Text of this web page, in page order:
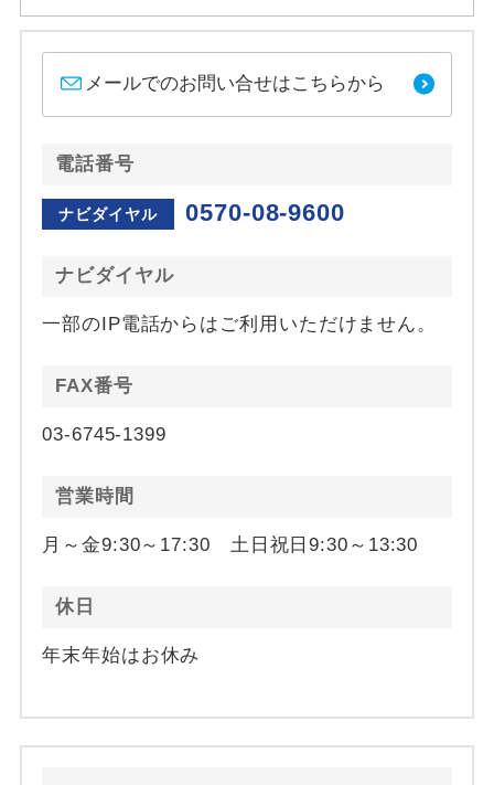
メールでのお問い合せはこちらから
電話番号
ナビダイヤル 0570-08-9600
ナビダイヤル
一部のIP電話からはご利用いただけません。
FAX番号
03-6745-1399
営業時間
月～金9:30～17:30 土日祝日9:30～13:30
休日
年末年始はお休み